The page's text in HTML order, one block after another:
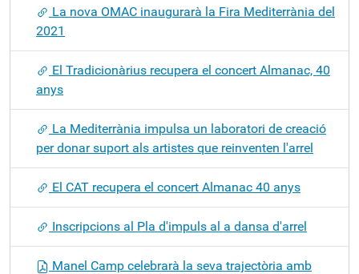
La nova OMAC inaugurarà la Fira Mediterrània del
2021
El Tradicionàrius recupera el concert Almanac, 40
anys
La Mediterrània impulsa un laboratori de creació
per donar suport als artistes que reinventen l'arrel
El CAT recupera el concert Almanac 40 anys
Inscripcions al Pla d'impuls al a dansa d'arrel
Manel Camp celebrarà la seva trajectòria amb